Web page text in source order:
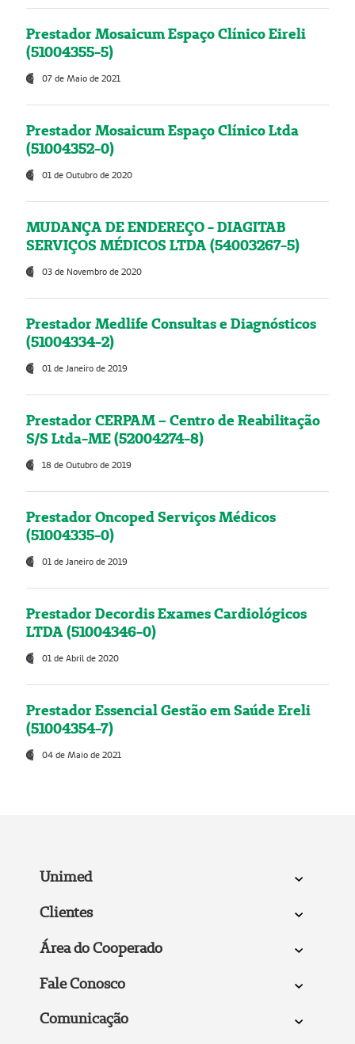
Prestador Mosaicum Espaço Clínico Eireli
(51004355-5)
07 de Maio de 2021
Prestador Mosaicum Espaço Clínico Ltda
(51004352-0)
01 de Outubro de 2020
MUDANÇA DE ENDEREÇO - DIAGITAB
SERVIÇOS MÉDICOS LTDA (54003267-5)
03 de Novembro de 2020
Prestador Medlife Consultas e Diagnósticos
(51004334-2)
01 de Janeiro de 2019
Prestador CERPAM – Centro de Reabilitação
S/S Ltda-ME (52004274-8)
18 de Outubro de 2019
Prestador Oncoped Serviços Médicos
(51004335-0)
01 de Janeiro de 2019
Prestador Decordis Exames Cardiológicos
LTDA (51004346-0)
01 de Abril de 2020
Prestador Essencial Gestão em Saúde Ereli
(51004354-7)
04 de Maio de 2021
Unimed
Clientes
Área do Cooperado
Fale Conosco
Comunicação